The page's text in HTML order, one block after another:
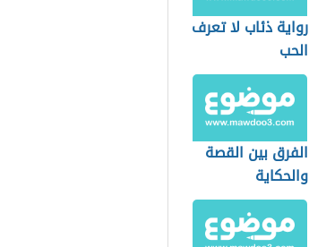
رواية ذئاب لا تعرف
الحب
الفرق بين القصة
والحكاية